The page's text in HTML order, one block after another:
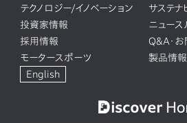
テクノロジー/イノベーション
サステナ
投資家情報
ニュース
採用情報
Q&A・
モータースポーツ
製品情報
English